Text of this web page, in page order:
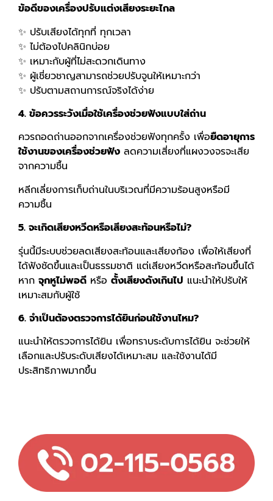
ข้อดีของเครื่องปรับแต่งเสียงระยะไกล
✨ ปรับเสียงได้ทุกที่ ทุกเวลา
✨ ไม่ต้องไปคลินิกบ่อย
✨ เหมาะกับผู้ที่ไม่สะดวกเดินทาง
✨ ผู้เชี่ยวชาญสามารถช่วยปรับจูนให้เหมาะกว่า
✨ ปรับตามสถานการณ์จริงได้ง่าย
4. ข้อควรระวังเมื่อใช้เครื่องช่วยฟังแบบใส่ถ่าน
ควรถอดถ่านออกจากเครื่องช่วยฟังทุกครั้ง เพื่อยืดอายุการ
ใช้งานของเครื่องช่วยฟัง ลดความเสี่ยงที่แผงวงจรจะเสีย
จากความชื้น
หลีกเลี่ยงการเก็บถ่านในบริเวณที่มีความร้อนสูงหรือมี
ความชื้น
5. จะเกิดเสียงหวีดหรือเสียงสะท้อนหรือไม่?
รุ่นนี้มีระบบช่วยลดเสียงสะท้อนและเสียงก้อง เพื่อให้เสียงที่
ได้ฟังชัดขึ้นและเป็นธรรมชาติ แต่เสียงหวีดหรือสะท้อนขึ้นได้
หาก จุกหูไม่พอดี หรือ ตั้งเสียงดังเกินไป แนะนำให้ปรับให้
เหมาะสมกับผู้ใช้
6. จำเป็นต้องตรวจการได้ยินก่อนใช้งานไหม?
แนะนำให้ตรวจการได้ยิน เพื่อทราบระดับการได้ยิน จะช่วยให้
เลือกและปรับระดับเสียงได้เหมาะสม และใช้งานได้มี
ประสิทธิภาพมากขึ้น